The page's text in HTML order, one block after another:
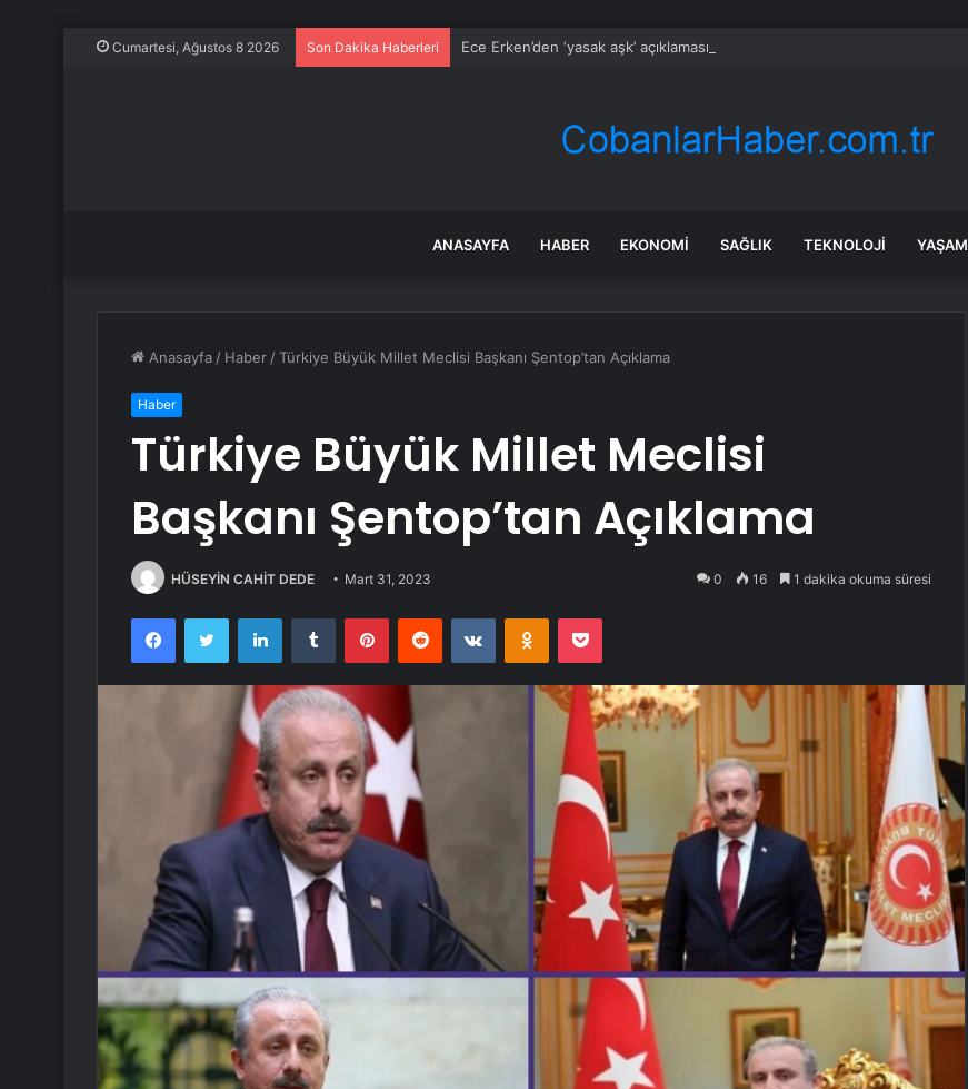
Cumartesi, Ağustos 8 2026 Son Dakika Haberleri Ece Erken’den ‘yasak aşk’ açıklaması: Hukuki yollara başvuruyor
ANASAYFA HABER EKONOMI SAĞLIK TEKNOLOJI YAŞAM
Anasayfa / Haber /Türkiye Büyük Millet Meclisi Başkanı Şentop’tan Açıklama
Haber
Türkiye Büyük Millet Meclisi
Başkanı Şentop’tan Açıklama
HÜSEYİN CAHİT DEDE Mart 31, 2023 0 16 1 dakika okuma süresi
FacebookTwitter LinkedInTumblr PinterestReddit VKontakteOdnoklassniki
Pocket